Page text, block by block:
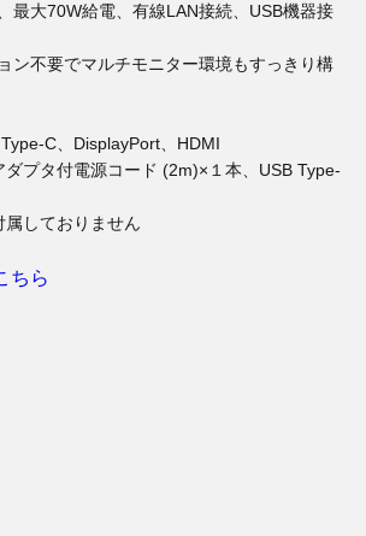
最大70W給電、有線LAN接続、USB機器接
ン不要でマルチモニター環境もすっきり構
C、DisplayPort、HDMI
ダプタ付電源コード (2m)×１本、USB Type-
しておりません
ちら